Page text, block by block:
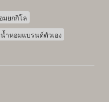
มยกกิโล
ำหอมแบรนด์ตัวเอง